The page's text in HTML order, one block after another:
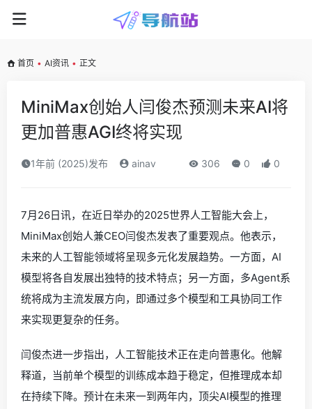
首页 • AI资讯 • 正文
MiniMax创始人闫俊杰预测未来AI将
更加普惠AGI终将实现
1年前 (2025)发布 ainav 306 0 0
7月26日讯，在近日举办的2025世界人工智能大会上，
MiniMax创始人兼CEO闫俊杰发表了重要观点。他表示，
未来的人工智能领域将呈现多元化发展趋势。一方面，AI
模型将各自发展出独特的技术特点；另一方面，多Agent系
统将成为主流发展方向，即通过多个模型和工具协同工作
来实现更复杂的任务。
闫俊杰进一步指出，人工智能技术正在走向普惠化。他解
释道，当前单个模型的训练成本趋于稳定，但推理成本却
在持续下降。预计在未来一到两年内，顶尖AI模型的推理